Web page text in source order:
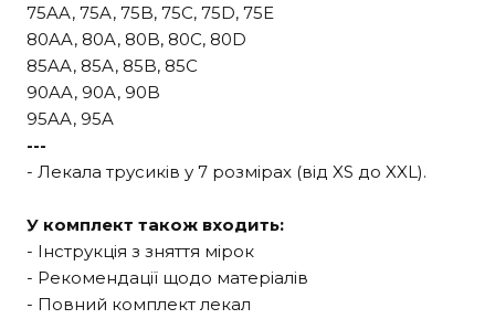
75AA, 75A, 75B, 75C, 75D, 75E
80AA, 80A, 80B, 80C, 80D
85AA, 85A, 85B, 85C
90AA, 90A, 90B
95AA, 95A
---
- Лекала трусиків у 7 розмірах (від XS до XXL).
У комплект також входить:
- Інструкція з зняття мірок
- Рекомендації щодо матеріалів
- Повний комплект лекал